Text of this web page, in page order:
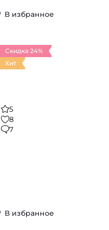
В избранное
Скидка 24%
Хит
5
8
7
В избранное